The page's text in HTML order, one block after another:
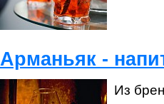
Арманьяк -
Из